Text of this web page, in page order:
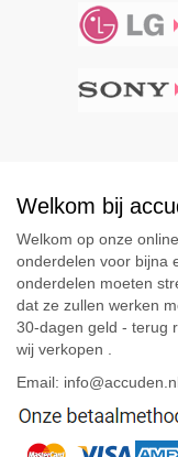
Welkom bij
Welkom op onze
onderdelen voor bijna
onderdelen moeten
dat ze zullen werken
30-dagen geld - terug
wij verkopen .
Email: